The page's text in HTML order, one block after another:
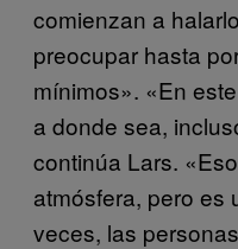
comienzan a
preocupar hasta
mínimos». «En
a donde sea,
continúa Lars.
atmósfera, pero es
veces, las